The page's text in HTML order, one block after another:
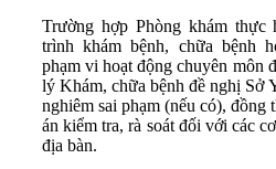
Trường hợp Phòng khám thực
trình khám bệnh, chữa bệnh
phạm vi hoạt động chuyên môn
lý Khám, chữa bệnh đề nghị Sở
nghiêm sai phạm (nếu có), đồng
án kiểm tra, rà soát đối với các
địa bàn.